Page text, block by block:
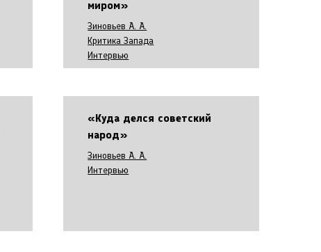
миром»
Зиновьев А. А.
Критика Запада
Интервью
«Куда делся советский
народ»
Зиновьев А. А.
Интервью